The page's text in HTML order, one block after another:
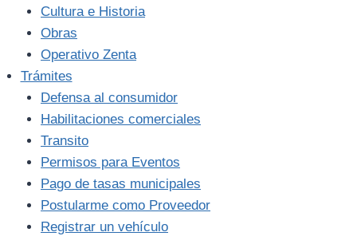
Cultura e Historia
Obras
Operativo Zenta
Trámites
Defensa al consumidor
Habilitaciones comerciales
Transito
Permisos para Eventos
Pago de tasas municipales
Postularme como Proveedor
Registrar un vehículo